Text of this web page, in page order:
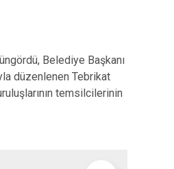
Belediye Başkanı
düzenlenen Tebrikat
temsilcilerinin